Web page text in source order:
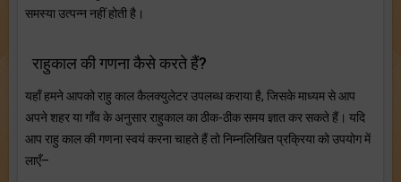
समस्या उत्पन्न नहीं होती है।
राहुकाल की गणना कैसे करते हैं?
यहाँ हमने आपको राहु काल कैलक्युलेटर उपलब्ध कराया है, जिसके माध्यम से आप
अपने शहर या गाँव के अनुसार राहुकाल का ठीक-ठीक समय ज्ञात कर सकते हैं। यदि
आप राहु काल की गणना स्वयं करना चाहते हैं तो निम्नलिखित प्रक्रिया को उपयोग में
लाएँ–